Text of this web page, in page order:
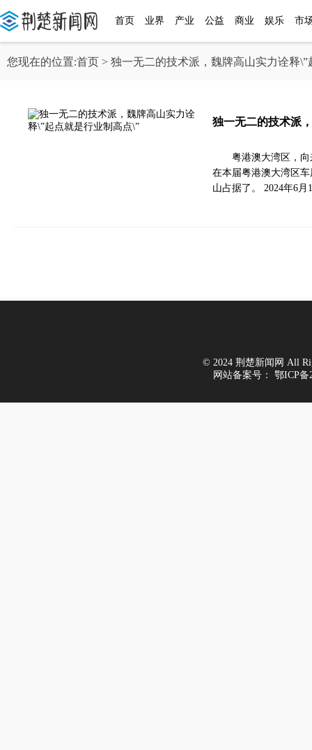
首页 业界 产业 公益 商业 娱乐 市
您现在的位置:首页 > 独一无二的技术派，魏牌高山实力诠释\”
独一无二的技术派
粤港澳大湾区，
在本届粤港澳大湾区
山占据了。 2024年6
© 2024 荆楚新闻网 All
网站备案号：
鄂ICP备